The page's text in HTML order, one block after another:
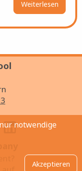
Weiterlesen
Zum
gleich
los
notwendige
Akzeptieren